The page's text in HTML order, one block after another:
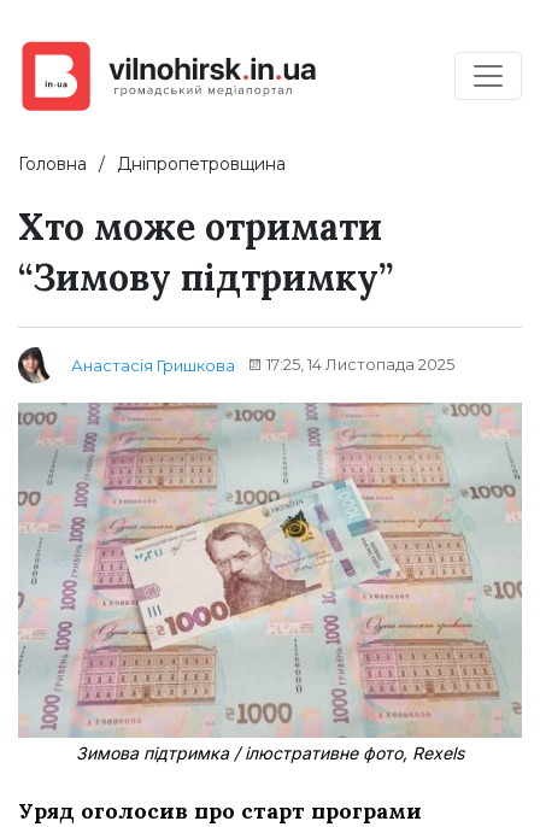
Головна Дніпропетровщина
Хто може отримати
“Зимову підтримку”
Анастасія Гришкова 17:25, 14 Листопада 2025
Зимова підтримка / ілюстративне фото, Rexels
Уряд оголосив про старт програми